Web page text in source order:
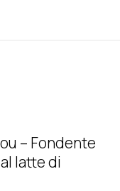
– Fondente
latte di